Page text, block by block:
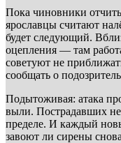
Пока чиновники
ярославцы считают
будет следующий.
оцепления — там
советуют не
сообщать о
Подытоживая: атака
выли. Пострадавших
пределе. И каждый
завоют ли сирены